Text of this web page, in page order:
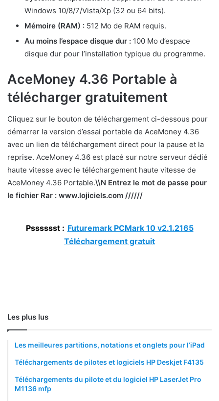
Windows 10/8/7/Vista/Xp (32 ou 64 bits).
Mémoire (RAM) : 512 Mo de RAM requis.
Au moins l’espace disque dur : 100 Mo d’espace
disque dur pour l’installation typique du programme.
AceMoney 4.36 Portable à
télécharger gratuitement
Cliquez sur le bouton de téléchargement ci-dessous pour
démarrer la version d’essai portable de AceMoney 4.36
avec un lien de téléchargement direct pour la pause et la
reprise. AceMoney 4.36 est placé sur notre serveur dédié
haute vitesse avec le téléchargement haute vitesse de
AceMoney 4.36 Portable.\\N Entrez le mot de passe pour
le fichier Rar : www.lojiciels.com //////
Psssssst : Futuremark PCMark 10 v2.1.2165
Téléchargement gratuit
Les plus lus
Les meilleures partitions, notations et onglets pour l’iPad
Téléchargements de pilotes et logiciels HP Deskjet F4135
Téléchargements du pilote et du logiciel HP LaserJet Pro
M1136 mfp